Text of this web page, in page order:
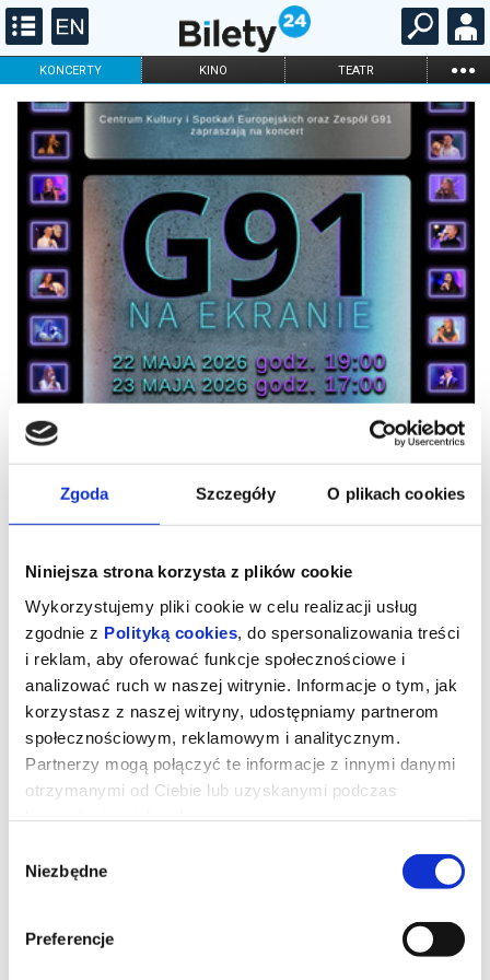
Zgoda Szczegóły O plikach cookies
Niniejsza strona korzysta z plików cookie
Wykorzystujemy pliki cookie w celu realizacji usług
zgodnie z Polityką cookies , do spersonalizowania treści
i reklam, aby oferować funkcje społecznościowe i
analizować ruch w naszej witrynie. Informacje o tym, jak
korzystasz z naszej witryny, udostępniamy partnerom
społecznościowym, reklamowym i analitycznym.
Partnerzy mogą połączyć te informacje z innymi danymi
otrzymanymi od Ciebie lub uzyskanymi podczas
zgody
Niezbędne
Preferencje
KONCERTY KINO TEATR ...
FILHARMONIA OPERA I BALET
DLA DZIECI
ONLINE
G91 NA EKRANIE
Koncert zespołu G91
G91 NA EKRANIE
Arkadiusz Garbacewicz, Zuzanna Grędecka, Julita Hołuj, Lena
Głuszczak, Oliwia Jabłońska, Zofia Materko, Karina Mazik, Pola
Nosowska, Emilia Organiszczak, Anna Pakos, Paweł Rybak,